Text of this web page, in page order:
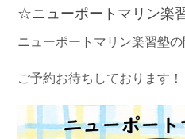
ボート免許
長年の実績と信頼！
Shop Info.
お問い合わせ
Contact us
☆ニューポートマリン
ニューポートマリン楽習塾
ご予約お待ちしております！